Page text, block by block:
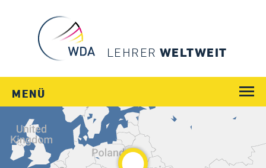
LEHRER WELTWEIT
MENÜ
WEGE
JOBS
SCHULEN